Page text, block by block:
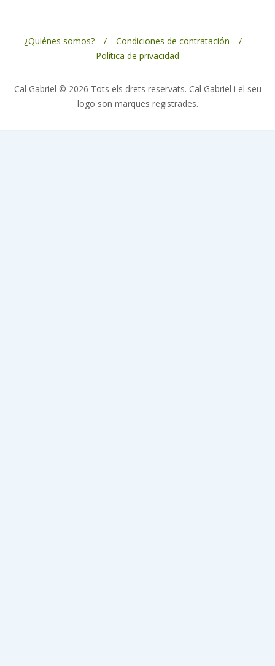
Cal Gabriel © 2026 Tots els drets reservats. Cal Gabriel i el seu
logo son marques registrades.
¿Quiénes somos?
Condiciones de contratación
Política de privacidad